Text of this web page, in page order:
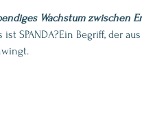
Wachstum zwischen
ist SPANDA?Ein Begriff, der